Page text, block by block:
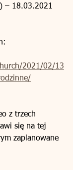
– 18.03.2021
2021/02/13
z trzech
się na tej
zaplanowane